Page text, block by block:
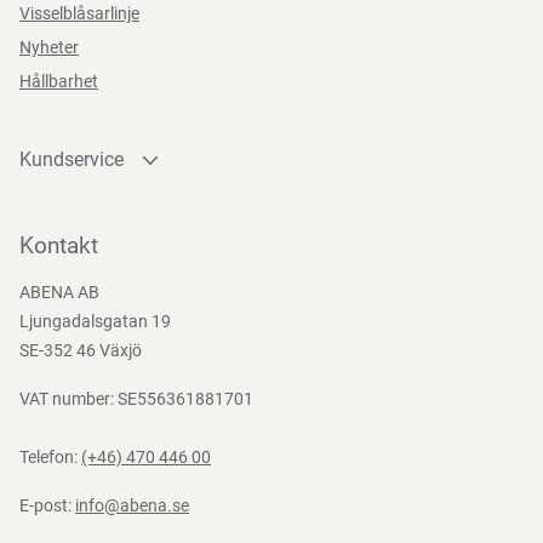
Visselblåsarlinje
Nyheter
Hållbarhet
Kundservice
Bli kund
Nedladdningar
Kontakt
ABENA AB
Ljungadalsgatan 19
SE-352 46 Växjö
VAT number: SE556361881701
Telefon: (+46) 470 446 00
E-post: info@abena.se